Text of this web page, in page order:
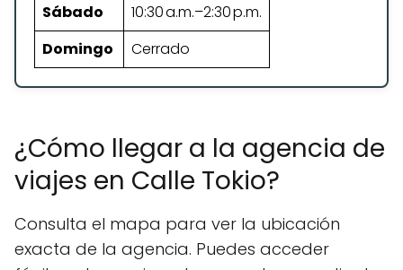
Sábado
10:30 a.m.–2:30 p.m.
Domingo
Cerrado
¿Cómo llegar a la agencia de
viajes en Calle Tokio?
Consulta el mapa para ver la ubicación
exacta de la agencia. Puedes acceder